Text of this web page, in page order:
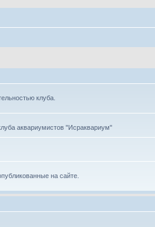
клуба.
аквариумистов "Исраквариум"
на сайте.